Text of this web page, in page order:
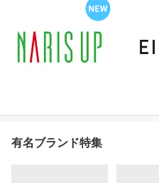
有名ブランド特集